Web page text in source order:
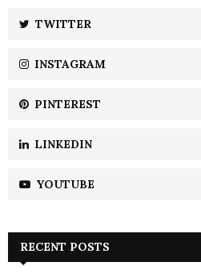
TWITTER
INSTAGRAM
PINTEREST
LINKEDIN
YOUTUBE
RECENT POSTS